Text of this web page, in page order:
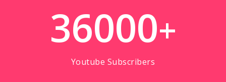
36000+
Youtube Subscribers